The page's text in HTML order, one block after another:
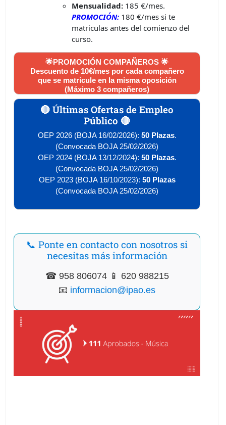
Mensualidad: 185 €/mes.
PROMOCIÓN: 180 €/mes si te
matriculas antes del comienzo del
curso.
🌟PROMOCIÓN COMPAÑEROS 🌟
Descuento de 10€/mes por cada compañero
que se matricule en la misma oposición
(Máximo 3 compañeros)
🔴 Últimas Ofertas de Empleo
Público 🔴
OEP 2026 (BOJA 16/02/2026): 50 Plazas.
(Convocada BOJA 25/02/2026)
OEP 2024 (BOJA 13/12/2024): 50 Plazas.
(Convocada BOJA 25/02/2026)
OEP 2023 (BOJA 16/10/2023): 50 Plazas
(Convocada BOJA 25/02/2026)
📞 Ponte en contacto con nosotros si
necesitas más información
☎ 958 806074 📱 620 988215
📧 informacion@ipao.es